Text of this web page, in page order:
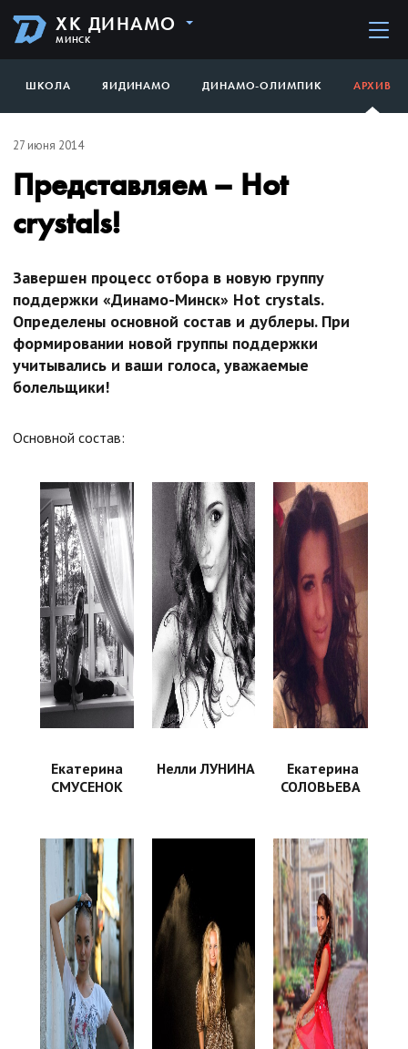
ХК ДИНАМО
МИНСК
ШКОЛА ЯИДИНАМО ДИНАМО-ОЛИМПИК АРХИВ
27 июня 2014
Представляем – Hot
crystals!
Завершен процесс отбора в новую группу
поддержки «Динамо-Минск» Hot crystals.
Определены основной состав и дублеры. При
формировании новой группы поддержки
учитывались и ваши голоса, уважаемые
болельщики!
Основной состав:
Екатерина
СМУСЕНОК
Нелли ЛУНИНА
Екатерина
СОЛОВЬЕВА